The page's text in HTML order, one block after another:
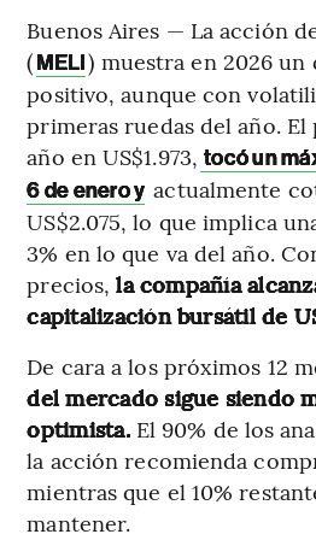
Buenos Aires — La acción
(MELI) muestra en 2026 un
positivo, aunque con
primeras ruedas del año.
año en US$1.973, tocó un
6 de enero y actualmente
US$2.075, lo que implica
3% en lo que va del año.
precios,la compañía
capitalización bursátil de
De cara a los próximos 12
del mercado sigue siendo
optimista.El 90% de los
la acción recomienda
mientras que el 10%
mantener.